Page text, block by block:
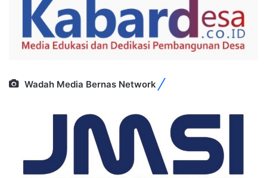
Wadah Media Bernas Network